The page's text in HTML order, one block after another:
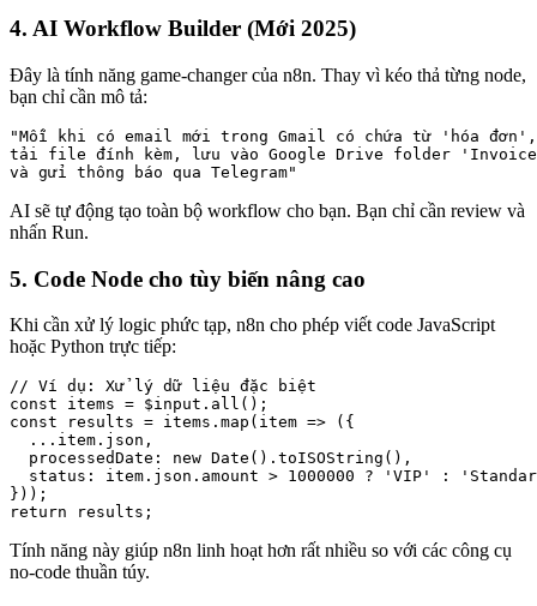
4. AI Workflow Builder (Mới 2025)
Đây là tính năng game-changer của n8n. Thay vì kéo thả từng node,
bạn chỉ cần mô tả:
"Mỗi khi có email mới trong Gmail có chứa từ 'hóa đơn',
tải file đính kèm, lưu vào Google Drive folder
và gửi thông báo qua Telegram"
AI sẽ tự động tạo toàn bộ workflow cho bạn. Bạn chỉ cần review và
nhấn Run.
5. Code Node cho tùy biến nâng cao
Khi cần xử lý logic phức tạp, n8n cho phép viết code JavaScript
hoặc Python trực tiếp:
// Ví dụ: Xử lý dữ liệu đặc biệt
const items = $input.all();
const results = items.map(item => ({
  ...item.json,
  processedDate: new Date().toISOString(),
status: item.json.amount > 1000000 ? 'VIP' :
}));
return results;
Tính năng này giúp n8n linh hoạt hơn rất nhiều so với các công cụ
no-code thuần túy.